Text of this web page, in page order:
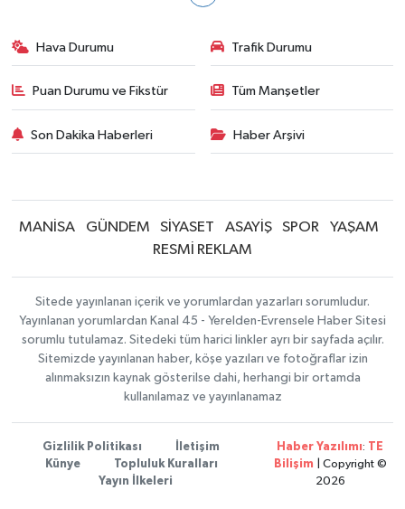
Hava Durumu Trafik Durumu
Puan Durumu ve Fikstür Tüm Manşetler
Son Dakika Haberleri Haber Arşivi
MANİSA GÜNDEM SİYASET ASAYİŞ SPOR
YAŞAM
RESMİ REKLAM
Sitede yayınlanan içerik ve yorumlardan yazarları sorumludur.
Yayınlanan yorumlardan Kanal 45 - Yerelden-Evrensele Haber Sitesi
sorumlu tutulamaz. Sitedeki tüm harici linkler ayrı bir sayfada açılır.
Sitemizde yayınlanan haber, köşe yazıları ve fotoğraflar izin
alınmaksızın kaynak gösterilse dahi, herhangi bir ortamda
kullanılamaz ve yayınlanamaz
Gizlilik Politikası
İletişim
Künye
Topluluk Kuralları
Yayın İlkeleri
Haber Yazılımı:
TE
Bilişim | Copyright ©
2026